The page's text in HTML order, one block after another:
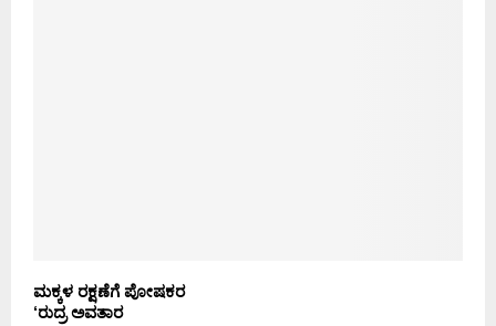
ಮಕ್ಕಳ ರಕ್ಷಣೆಗೆ ಪೋಷಕರ
‘ರುದ್ರ ಅವತಾರ